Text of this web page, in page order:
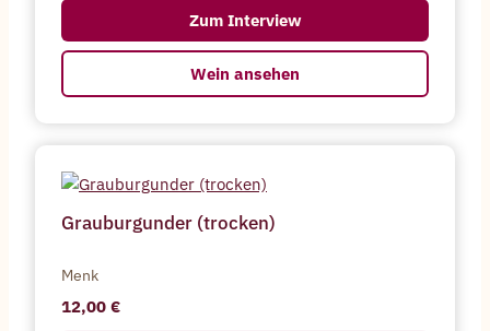
Zum Interview
Wein ansehen
Grauburgunder (trocken)
Menk
12,00